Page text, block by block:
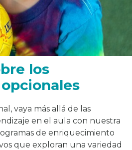
los
vaya más allá de las
en el aula con nuestra
de enriquecimiento
que exploran una variedad